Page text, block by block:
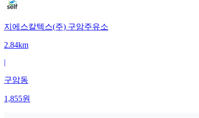
지에스칼텍스(주) 구암주유소
2.84km
|
구암동
1,855원